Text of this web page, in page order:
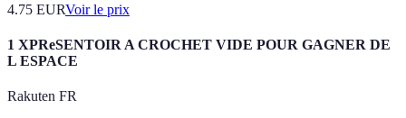
4.75 EURVoir le prix
1 XPReSENTOIR A CROCHET VIDE POUR GAGNER DE
L ESPACE
Rakuten FR